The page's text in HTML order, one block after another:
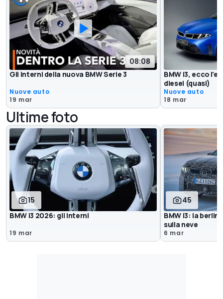
08:08
Gli interni della nuova BMW Serie 3
Nuove auto
19 mar
BMW i3, ecco
diesel (quasi)
Nuove auto
18 mar
Ultime foto
15
BMW i3 2026: gli interni
19 mar
45
BMW i3: la
sulla neve
6 mar